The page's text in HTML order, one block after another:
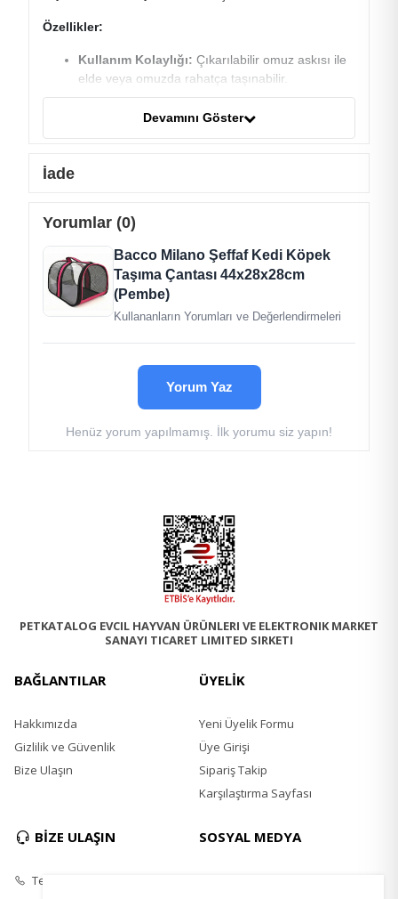
Özellikler:
Kullanım Kolaylığı: Çıkarılabilir omuz askısı ile
elde veya omuzda rahatça taşınabilir.
Malzeme:Dayanıklı ve kaliteli malzemeden
En:28 cm
Yükseklik:28 cm
Bu taşıma çantası, evcil hayvanınızın güvenli ve
konforlu bir şekilde taşınmasını sağlar ve kaliteli
Devamını Göster
İade
Yorumlar (0)
Bacco Milano Şeffaf Kedi Köpek
Taşıma Çantası 44x28x28cm
(Pembe)
Kullananların Yorumları ve Değerlendirmeleri
Yorum Yaz
Henüz yorum yapılmamış. İlk yorumu siz yapın!
PETKATALOG EVCIL HAYVAN ÜRÜNLERI VE ELEKTRONIK MARKET
SANAYI TICARET LIMITED SIRKETI
BAĞLANTILAR
Hakkımızda
Gizlilik ve Güvenlik
Bize Ulaşın
ÜYELİK
Yeni Üyelik Formu
Üye Girişi
Sipariş Takip
Karşılaştırma Sayfası
BİZE ULAŞIN
Telefon
SOSYAL MEDYA